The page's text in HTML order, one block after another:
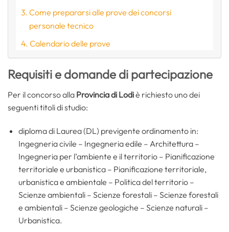
Come prepararsi alle prove dei concorsi
personale tecnico
Calendario delle prove
Requisiti e domande di partecipazione
Per il concorso alla Provincia di Lodiè richiesto uno dei
seguenti titoli di studio:
diploma di Laurea (DL) previgente ordinamento in:
Ingegneria civile – Ingegneria edile – Architettura –
Ingegneria per l’ambiente e il territorio – Pianificazione
territoriale e urbanistica – Pianificazione territoriale,
urbanistica e ambientale – Politica del territorio –
Scienze ambientali – Scienze forestali – Scienze forestali
e ambientali – Scienze geologiche – Scienze naturali –
Urbanistica.